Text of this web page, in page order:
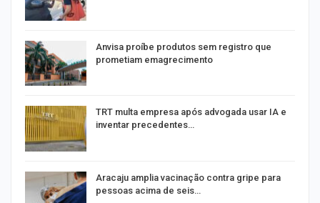
Anvisa proíbe produtos sem registro que
prometiam emagrecimento
TRT multa empresa após advogada usar IA e
inventar precedentes…
Aracaju amplia vacinação contra gripe para
pessoas acima de seis…